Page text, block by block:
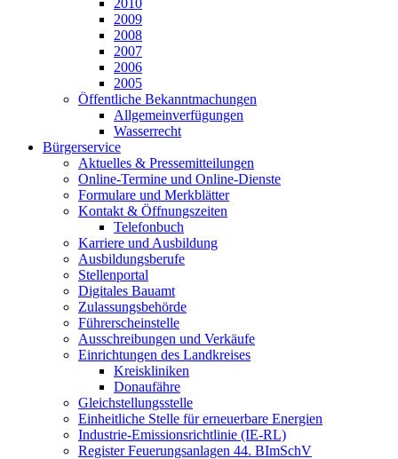
2010
2009
2008
2007
2006
2005
Öffentliche Bekanntmachungen
Allgemeinverfügungen
Wasserrecht
Bürgerservice
Aktuelles & Pressemitteilungen
Online-Termine und Online-Dienste
Formulare und Merkblätter
Kontakt & Öffnungszeiten
Telefonbuch
Karriere und Ausbildung
Ausbildungsberufe
Stellenportal
Digitales Bauamt
Zulassungsbehörde
Führerscheinstelle
Ausschreibungen und Verkäufe
Einrichtungen des Landkreises
Kreiskliniken
Donaufähre
Gleichstellungsstelle
Einheitliche Stelle für erneuerbare Energien
Industrie-Emissionsrichtlinie (IE-RL)
Register Feuerungsanlagen 44. BImSchV